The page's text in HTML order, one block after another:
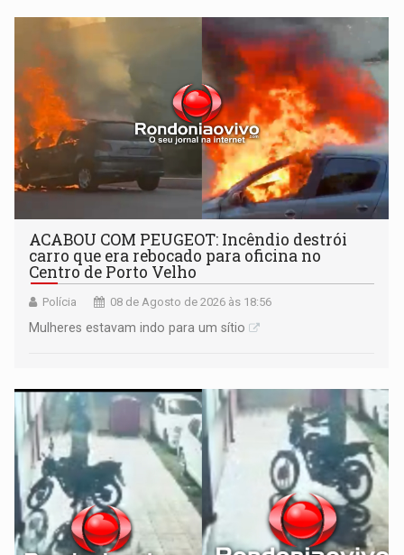
órbita
ACABOU COM PEUGEOT: Incêndio destrói
carro que era rebocado para oficina no
Centro de Porto Velho
Polícia 08 de Agosto de 2026 às 18:56
Mulheres estavam indo para um sítio